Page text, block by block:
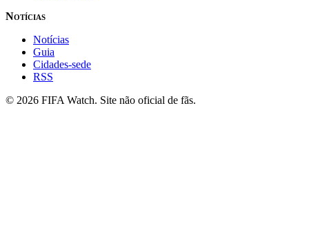
Notícias
Notícias
Guia
Cidades-sede
RSS
© 2026 FIFA Watch. Site não oficial de fãs.